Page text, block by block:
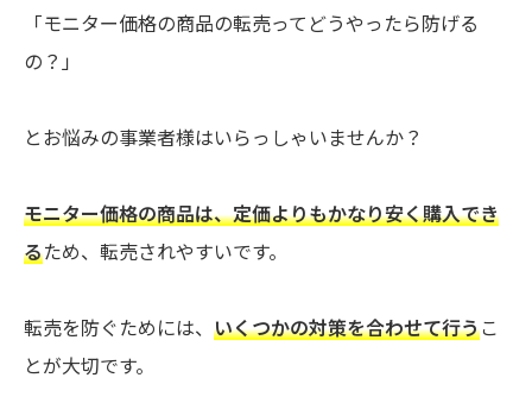
「モニター価格の商品の転売ってどうやったら防げる
の？」
とお悩みの事業者様はいらっしゃいませんか？
モニター価格の商品は、定価よりもかなり安く購入でき
るため、転売されやすいです。
転売を防ぐためには、 いくつかの対策を合わせて行うこ
とが大切です。